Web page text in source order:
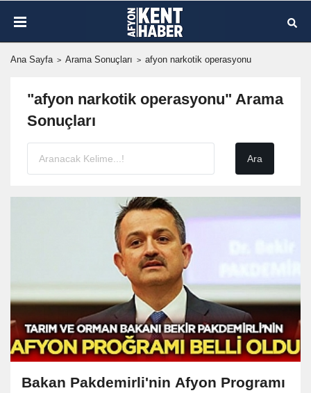
Ana Sayfa Arama Sonuçları afyon narkotik operasyonu
"afyon narkotik operasyonu" Arama
Sonuçları
Bakan Pakdemirli'nin Afyon Programı